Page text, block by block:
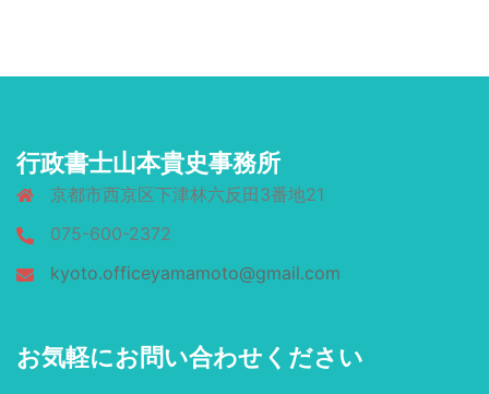
行政書士山本貴史事務所
京都市西京区下津林六反田3番地21
075-600-2372
kyoto.officeyamamoto@gmail.com
お気軽にお問い合わせください